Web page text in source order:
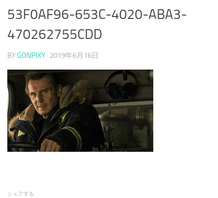
53F0AF96-653C-4020-ABA3-
470262755CDD
BYGONPIXY · 2019年6月16日
シェアする